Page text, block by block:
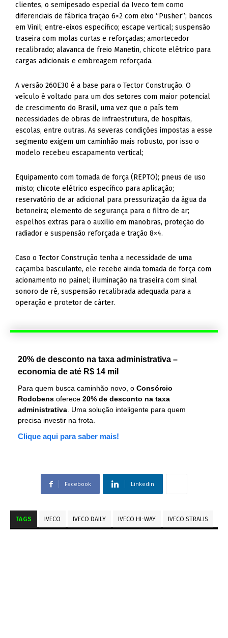
clientes, o semipesado especial da Iveco tem como
diferenciais de fábrica tração 6×2 com eixo “Pusher”; bancos
em Vinil; entre-eixos específico; escape vertical; suspensão
traseira com molas curtas e reforçadas; amortecedor
recalibrado; alavanca de freio Manetin, chicote elétrico para
cargas adicionais e embreagem reforçada.
A versão 260E30 é a base para o Tector Construção. O
veículo é voltado para um dos setores com maior potencial
de crescimento do Brasil, uma vez que o país tem
necessidades de obras de infraestrutura, de hospitais,
escolas, entre outras. As severas condições impostas a esse
segmento exigem um caminhão mais robusto, por isso o
modelo recebeu escapamento vertical;
Equipamento com tomada de força (REPTO); pneus de uso
misto; chicote elétrico específico para aplicação;
reservatório de ar adicional para pressurização da água da
betoneira; elemento de segurança para o filtro de ar;
espelhos extras para o auxilio em manobras, proteção do
radiador e suspensão reforçada e tração 8×4.
Caso o Tector Construção tenha a necessidade de uma
caçamba basculante, ele recebe ainda tomada de força com
acionamento no painel; iluminação na traseira com sinal
sonoro de ré, suspensão recalibrada adequada para a
operação e protetor de cárter.
20% de desconto na taxa administrativa –
economia de até R$ 14 mil
Para quem busca caminhão novo, o Consórcio
Rodobens oferece 20% de desconto na taxa
administrativa . Uma solução inteligente para quem
precisa investir na frota.
Clique aqui para saber mais!
Facebook Linkedin
TAGS IVECO IVECO DAILY IVECO HI-WAY IVECO STRALIS